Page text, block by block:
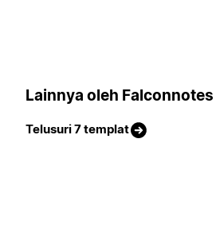
Lainnya oleh Falconnotes
Telusuri 7 templat